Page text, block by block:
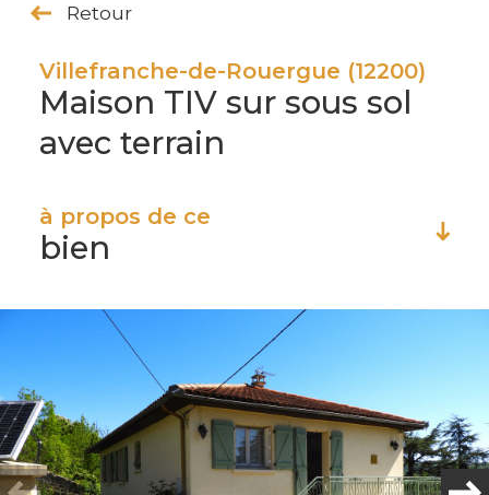
Retour
Villefranche-de-Rouergue (12200)
Maison TIV sur sous sol
avec terrain
à propos de ce
bien
Plus d'informations
financières